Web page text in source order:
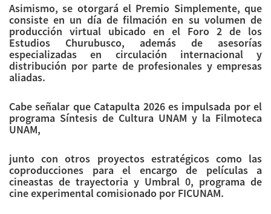
Asimismo, se otorgará el Premio Simplemente, que
consiste en un día de filmación en su volumen de
producción virtual ubicado en el Foro 2 de los
Estudios Churubusco, además de asesorías
especializadas en circulación internacional y
distribución por parte de profesionales y empresas
aliadas.
Cabe señalar que Catapulta 2026 es impulsada por el
programa Síntesis de Cultura UNAM y la Filmoteca
UNAM,
junto con otros proyectos estratégicos como las
coproducciones para el encargo de películas a
cineastas de trayectoria y Umbral 0, programa de
cine experimental comisionado por FICUNAM.